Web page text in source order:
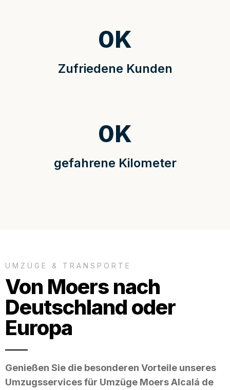
Zufriedene Kunden
0K
gefahrene Kilometer
0K
UMZÜGE & TRANSPORTE
Von Moers nach
Deutschland oder
Europa
Genießen Sie die besonderen Vorteile unseres
Umzugsservices für Umzüge Moers Alcalá de